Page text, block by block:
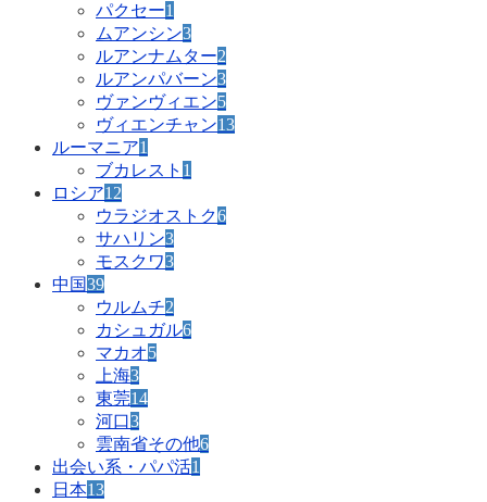
パクセー1
ムアンシン3
ルアンナムター2
ルアンパバーン3
ヴァンヴィエン5
ヴィエンチャン13
ルーマニア1
ブカレスト 1
ロシア12
ウラジオストク6
サハリン3
モスクワ3
中国39
ウルムチ2
カシュガル6
マカオ5
上海3
東莞14
河口3
雲南省その他6
出会い系・パパ活1
日本13